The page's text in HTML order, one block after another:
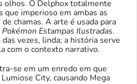
olhos. O Delphox totalmente
que imperioso em ambas as
chamas. A arte é usada para
Pokémon Estampas Ilustradas.
vezes, linda; a história serve
com o contexto narrativo.
se em um enredo em que
City, causando Mega